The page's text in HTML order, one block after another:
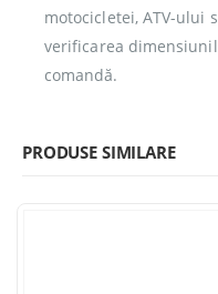
motocicletei, ATV-ului
verificarea
comandă.
PRODUSE SIMILARE